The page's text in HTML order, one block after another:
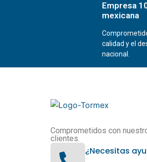
Empresa
mexicana
calidad y el
nacional.
Comprometidos con
clientes.
¿Necesitas